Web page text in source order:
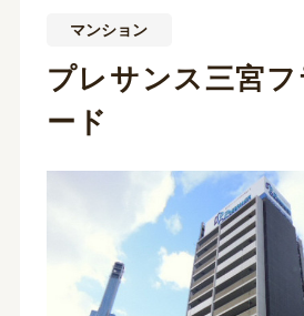
マンション
プレサンス三宮フ
ード